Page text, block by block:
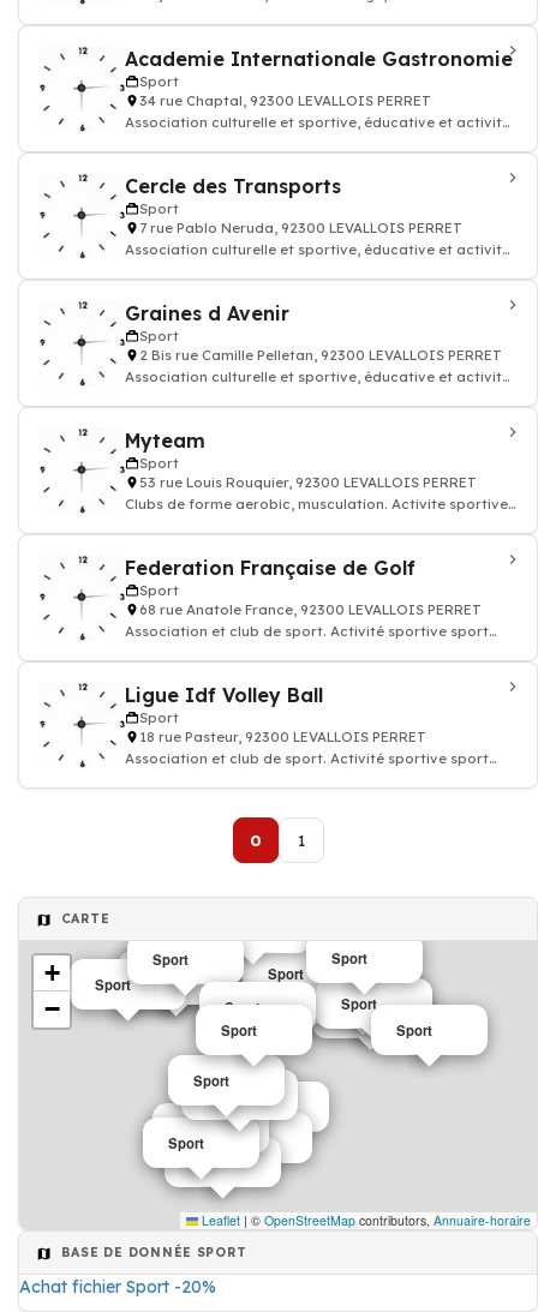
Academie Internationale Gastronomie
Sport
34 rue Chaptal, 92300 LEVALLOIS PERRET
Association culturelle et sportive, éducative et activites
Cercle des Transports
Sport
7 rue Pablo Neruda, 92300 LEVALLOIS PERRET
Association culturelle et sportive, éducative et activites
Graines d Avenir
Sport
2 Bis rue Camille Pelletan, 92300 LEVALLOIS PERRET
Association culturelle et sportive, éducative et activites
Myteam
Sport
53 rue Louis Rouquier, 92300 LEVALLOIS PERRET
Clubs de forme aerobic, musculation. Activite sportive
Federation Française de Golf
Sport
68 rue Anatole France, 92300 LEVALLOIS PERRET
Association et club de sport. Activité sportive sport
Ligue Idf Volley Ball
Sport
18 rue Pasteur, 92300 LEVALLOIS PERRET
Association et club de sport. Activité sportive sport
0 1
CARTE
Sport
Sport
Sport
Sport
Sport
Sport
Sport
Sport
Sport
Sport Sport
Sport
Sport
Sport
Sport
Sport
+
−
Leaflet | © OpenStreetMap contributors, Annuaire-horaire
BASE DE DONNÉE SPORT
Achat fichier Sport -20%